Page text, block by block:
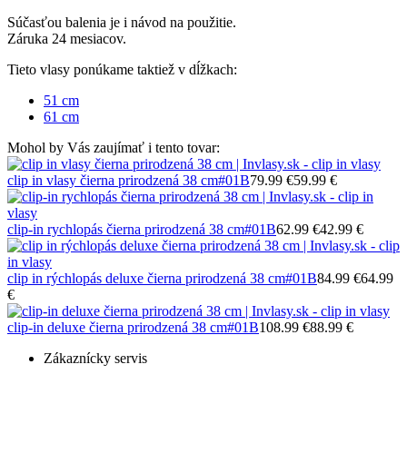
Súčasťou balenia je i návod na použitie.
Záruka 24 mesiacov.
Tieto vlasy ponúkame taktiež v dĺžkach:
51 cm
61 cm
Mohol by Vás zaujímať i tento tovar:
clip in vlasy čierna prirodzená 38 cm#01B79.99 €59.99 €
clip-in rychlopás čierna prirodzená 38 cm#01B62.99 €42.99 €
clip in rýchlopás deluxe čierna prirodzená 38 cm#01B84.99 €64.99
€
clip-in deluxe čierna prirodzená 38 cm#01B108.99 €88.99 €
Zákaznícky servis